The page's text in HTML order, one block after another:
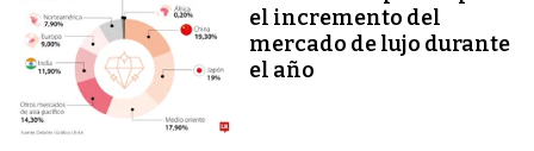
el incremento del
mercado de lujo durante
el año